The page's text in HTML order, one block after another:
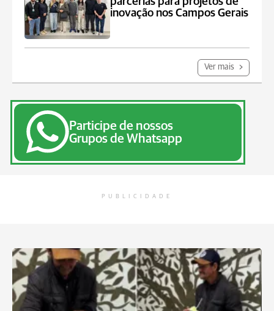
inovação nos Campos Gerais
Ver mais
Participe de nossos
Grupos de Whatsapp
PUBLICIDADE